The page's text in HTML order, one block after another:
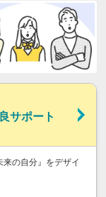
サポート
来の自分』をデザイ